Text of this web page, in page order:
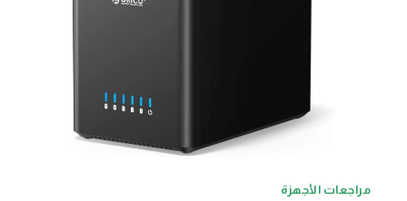
مراجعات الأجهزة